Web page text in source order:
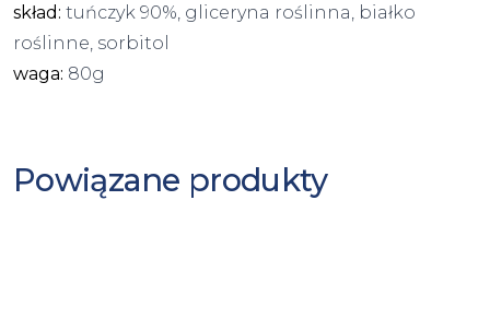
skład: tuńczyk 90%, gliceryna roślinna, białko
roślinne, sorbitol
waga: 80g
Powiązane produkty